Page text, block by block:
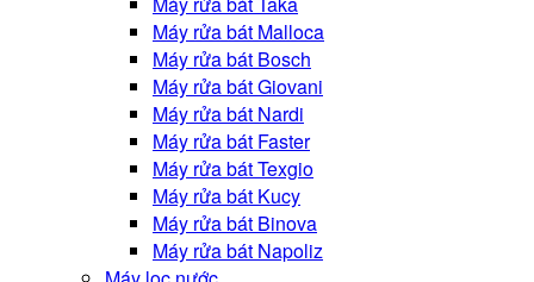
Máy rửa bát Malloca
Máy rửa bát Bosch
Máy rửa bát Giovani
Máy rửa bát Nardi
Máy rửa bát Faster
Máy rửa bát Texgio
Máy rửa bát Kucy
Máy rửa bát Binova
Máy rửa bát Napoliz